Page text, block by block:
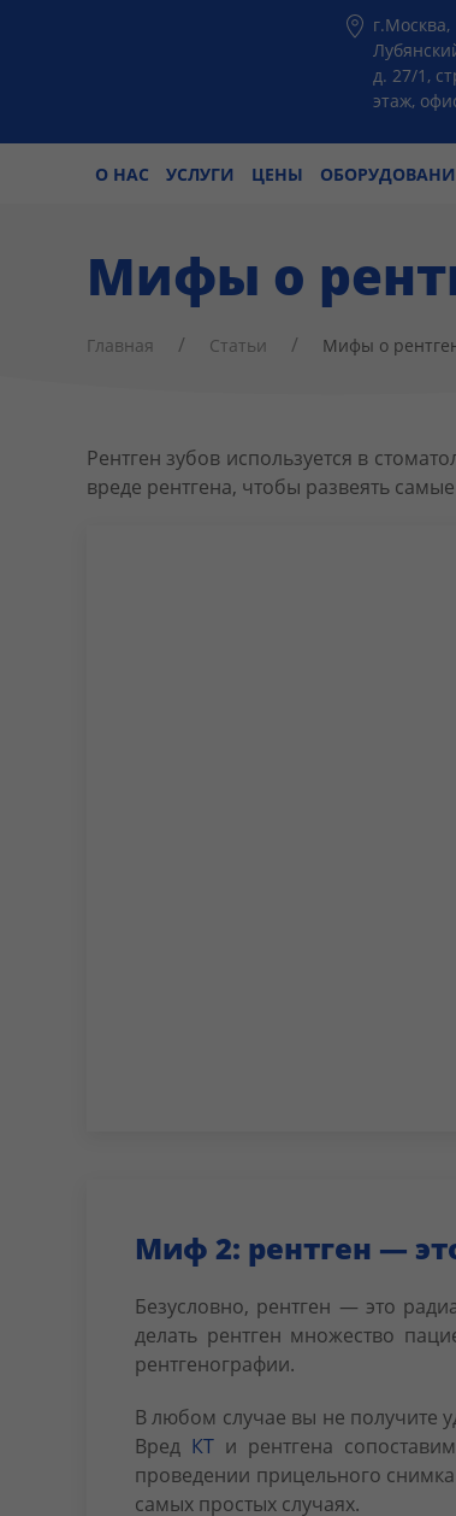
г.Москва,
д. 27/1,
этаж,
О НАС УСЛУГИ ЦЕНЫ
Мифы о
Главная Статьи Мифы о
Рентген зубов используется в
вреде рентгена, чтобы развеять
Миф 2: рентген —
Безусловно, рентген — это
делать рентген множество
рентгенографии.
В любом случае вы не получите
Вред КТ и рентгена
проведении прицельного
самых простых случаях.